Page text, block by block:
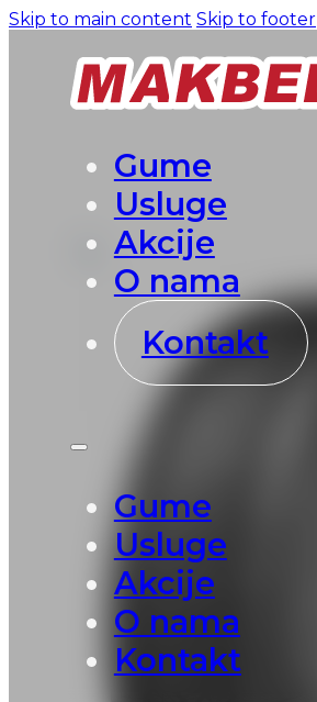
Skip to main content Skip to footer
Gume
Usluge
Akcije
O nama
Kontakt
Gume
Usluge
Akcije
O nama
Kontakt